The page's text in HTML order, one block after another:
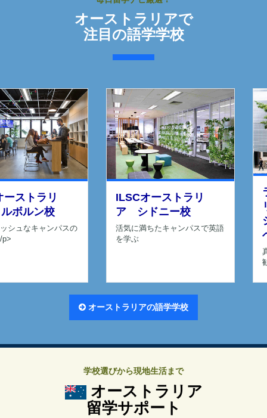
オーストラリアで
注目の語学学校
ーストラリ
ボルン校
シュなキャンパスの
p>
ILSCオーストラリ
ア シドニー校
活気に満ちたキャンパスで英語
を学ぶ
オーストラリアの語学学校
学校選びから現地生活まで
オーストラリア
留学サポート